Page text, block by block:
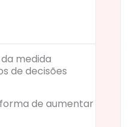
medida
de decisões
de aumentar